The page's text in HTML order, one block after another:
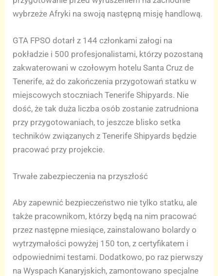
wybrzeże Afryki na swoją następną misję handlową.
GTA FPSO dotarł z 144 członkami załogi na
pokładzie i 500 profesjonalistami, którzy pozostaną
zakwaterowani w czołowym hotelu Santa Cruz de
Tenerife, aż do zakończenia przygotowań statku w
miejscowych stoczniach Tenerife Shipyards. Nie
dość, że tak duża liczba osób zostanie zatrudniona
przy przygotowaniach, to jeszcze blisko setka
techników związanych z Tenerife Shipyards będzie
pracować przy projekcie.
Trwałe zabezpieczenia na przyszłość
Aby zapewnić bezpieczeństwo nie tylko statku, ale
także pracownikom, którzy będą na nim pracować
przez następne miesiące, zainstalowano bolardy o
wytrzymałości powyżej 150 ton, z certyfikatem i
odpowiednimi testami. Dodatkowo, po raz pierwszy
na Wyspach Kanaryjskich, zamontowano specjalne